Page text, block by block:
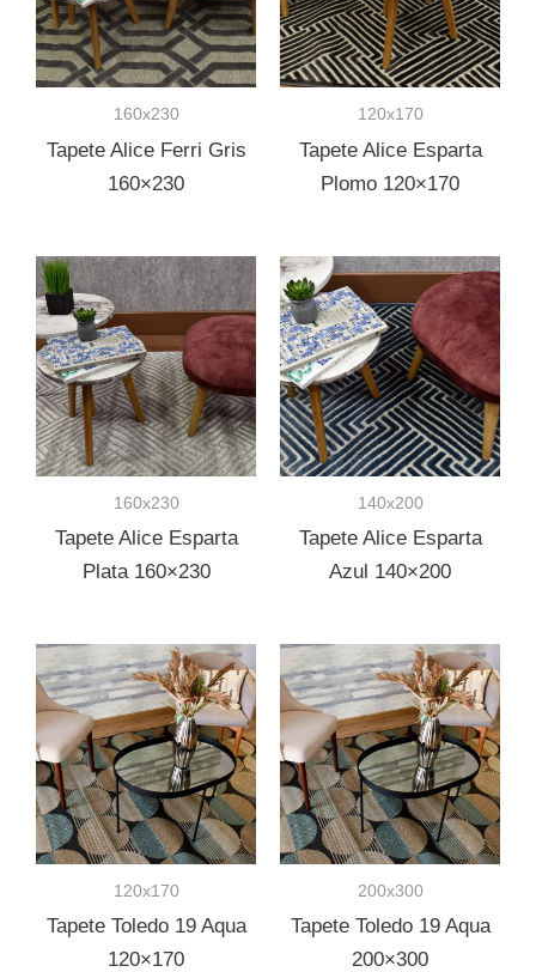
160x230
Tapete Alice Ferri Gris
160×230
120x170
Tapete Alice Esparta
Plomo 120×170
160x230
Tapete Alice Esparta
Plata 160×230
140x200
Tapete Alice Esparta
Azul 140×200
120x170
Tapete Toledo 19 Aqua
120×170
200x300
Tapete Toledo 19 Aqua
200×300